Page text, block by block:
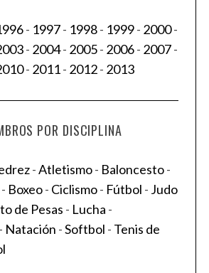
- 1997- 1998- 1999- 2000-
- 2004- 2005- 2006- 2007-
- 2011- 2012- 2013
POR DISCIPLINA
-Atletismo- Baloncesto-
Boxeo- Ciclismo- Fútbol - Judo
de Pesas - Lucha -
Natación -Softbol - Tenis de